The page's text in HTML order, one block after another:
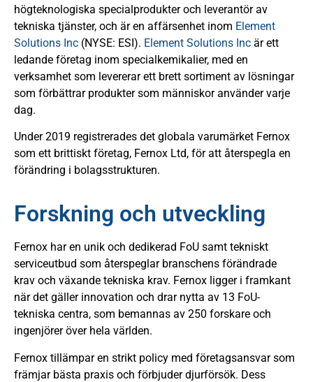
högteknologiska specialprodukter och leverantör av
tekniska tjänster, och är en affärsenhet inom Element
Solutions Inc (NYSE: ESI). Element Solutions Inc är ett
ledande företag inom specialkemikalier, med en
verksamhet som levererar ett brett sortiment av lösningar
som förbättrar produkter som människor använder varje
dag.
Under 2019 registrerades det globala varumärket Fernox
som ett brittiskt företag, Fernox Ltd, för att återspegla en
förändring i bolagsstrukturen.
Forskning och utveckling
Fernox har en unik och dedikerad FoU samt tekniskt
serviceutbud som återspeglar branschens förändrade
krav och växande tekniska krav. Fernox ligger i framkant
när det gäller innovation och drar nytta av 13 FoU-
tekniska centra, som bemannas av 250 forskare och
ingenjörer över hela världen.
Fernox tillämpar en strikt policy med företagsansvar som
främjar bästa praxis och förbjuder djurförsök. Dess